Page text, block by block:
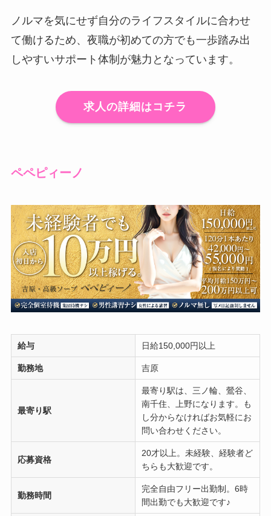
ノルマを気にせず自分のライフスタイルに合わせ
て働けるため、夜職が初めての方でも一歩踏み出
しやすいサポート体制が魅力となっています。
求人の詳細はコチラ
ペペピィーノ
給与 日給150,000円以上
勤務地 吉原
最寄り駅
最寄り駅は、三ノ輪、鶯谷、
南千住、上野になります。も
し分からなければお気軽にお
問い合わせください。
応募資格
20才以上。未経験、経験者ど
ちらも大歓迎です。
勤務時間
完全自由フリー出勤制。6時
間出勤でも大歓迎です♪